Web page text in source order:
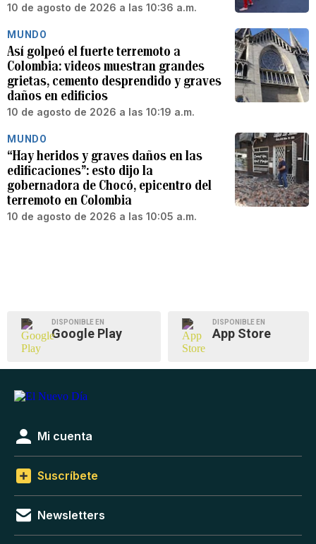
10 de agosto de 2026 a las 10:36 a.m.
MUNDO
Así golpeó el fuerte terremoto a
Colombia: videos muestran grandes
grietas, cemento desprendido y graves
daños en edificios
10 de agosto de 2026 a las 10:19 a.m.
MUNDO
“Hay heridos y graves daños en las
edificaciones”: esto dijo la
gobernadora de Chocó, epicentro del
terremoto en Colombia
10 de agosto de 2026 a las 10:05 a.m.
DISPONIBLE EN
Google Play
DISPONIBLE EN
App Store
Mi cuenta
Suscríbete
Newsletters